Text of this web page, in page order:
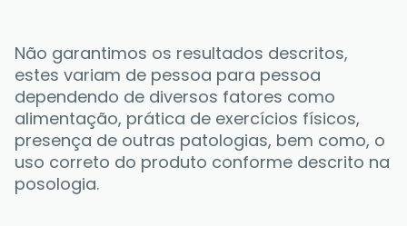
Não garantimos os resultados descritos,
estes variam de pessoa para pessoa
dependendo de diversos fatores como
alimentação, prática de exercícios físicos,
presença de outras patologias, bem como, o
uso correto do produto conforme descrito na
posologia.